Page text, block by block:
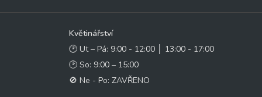
Květinářství
🕑 Ut – Pá: 9:00 - 12:00 │ 13:00 - 17:00
🕑 So: 9:00 – 15:00
🚫 Ne - Po: ZAVŘENO